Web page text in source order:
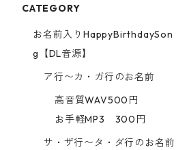
CATEGORY
お名前入りHappyBirthdaySon
g【DL音源】
ア行〜カ・ガ行のお名前
高音質WAV500円
お手軽MP3 300円
サ・ザ行〜タ・ダ行のお名前